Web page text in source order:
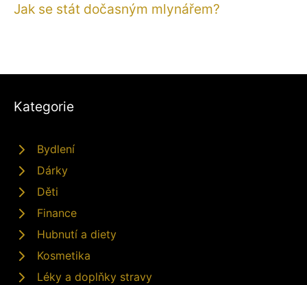
Jak se stát dočasným mlynářem?
Kategorie
Bydlení
Dárky
Děti
Finance
Hubnutí a diety
Kosmetika
Léky a doplňky stravy